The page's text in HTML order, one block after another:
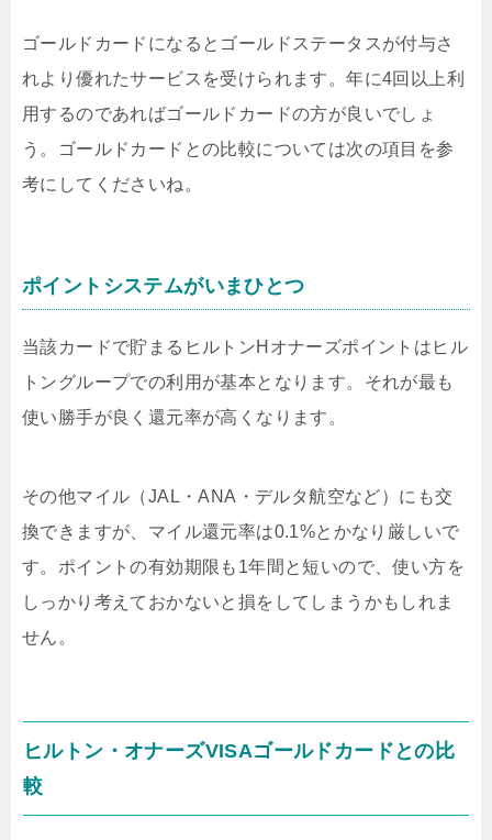
ゴールドカードになるとゴールドステータスが付与さ
れより優れたサービスを受けられます。年に4回以上利
用するのであればゴールドカードの方が良いでしょ
う。ゴールドカードとの比較については次の項目を参
考にしてくださいね。
ポイントシステムがいまひとつ
当該カードで貯まるヒルトンHオナーズポイントはヒル
トングループでの利用が基本となります。それが最も
使い勝手が良く還元率が高くなります。
その他マイル（JAL・ANA・デルタ航空など）にも交
換できますが、マイル還元率は0.1%とかなり厳しいで
す。ポイントの有効期限も1年間と短いので、使い方を
しっかり考えておかないと損をしてしまうかもしれま
せん。
ヒルトン・オナーズVISAゴールドカードとの比
較